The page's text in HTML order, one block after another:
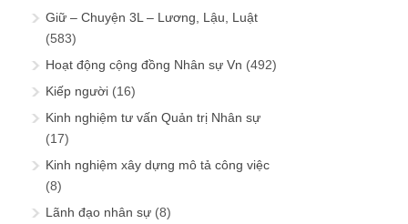
Giữ – Chuyện 3L – Lương, Lậu, Luật
(583)
Hoạt động cộng đồng Nhân sự Vn (492)
Kiếp người (16)
Kinh nghiệm tư vấn Quản trị Nhân sự
(17)
Kinh nghiệm xây dựng mô tả công việc
(8)
Lãnh đạo nhân sự (8)